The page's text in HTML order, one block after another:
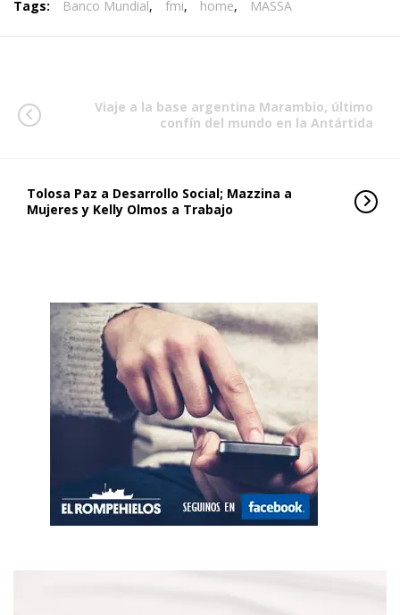
Tags: Banco Mundial, fmi, home, MASSA
Viaje a la base argentina Marambio, último
confín del mundo en la Antártida
Tolosa Paz a Desarrollo Social; Mazzina a
Mujeres y Kelly Olmos a Trabajo